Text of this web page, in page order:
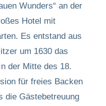
Wunders“ an der
Hotel mit
Es entstand aus
um 1630 das
der Mitte des 18.
für freies Backen
die Gästebetreuung